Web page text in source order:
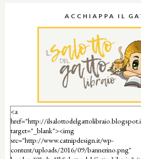
ACCHIAPPA IL